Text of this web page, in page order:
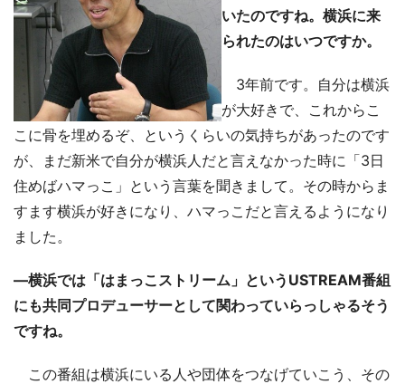
いたのですね。横浜に来
られたのはいつですか。
3年前です。自分は横浜
が大好きで、これからこ
こに骨を埋めるぞ、というくらいの気持ちがあったのです
が、まだ新米で自分が横浜人だと言えなかった時に「3日
住めばハマっこ」という言葉を聞きまして。その時からま
すます横浜が好きになり、ハマっこだと言えるようになり
ました。
―横浜では「はまっこストリーム」というUSTREAM番組
にも共同プロデューサーとして関わっていらっしゃるそう
ですね。
この番組は横浜にいる人や団体をつなげていこう、その